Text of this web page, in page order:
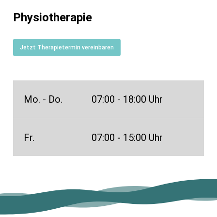
Physiotherapie
Jetzt Therapietermin vereinbaren
Mo. - Do. 07:00 - 18:00 Uhr
Fr. 07:00 - 15:00 Uhr